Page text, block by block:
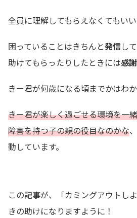
全員に理解してもらえなくてもいい
困っていることはきちんと発信し
助けてもらったりしたときには感謝
きー君が何歳になる頃までかはわか
きー君が楽しく過ごせる環境を一
障害を持つ子の親の役目なのかな
動しています。
この記事が、「カミングアウトし
きの助けになりますように！